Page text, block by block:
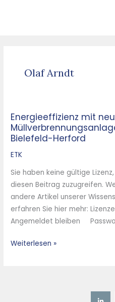
Olaf Arndt
Energieeffizienz mit
Bielefeld-Herford
ETK
Sie haben keine gültige
diesen Beitrag zuzugreifen.
andere Artikel unserer
erfahren Sie hier mehr:
Angemeldet bleiben
Energieeffizienz
mit
neuen
Turbinen
den
Müllverbrennungsanlagen
Stapelfeld
und
Bielefeld-
Herford
Weiterlesen »